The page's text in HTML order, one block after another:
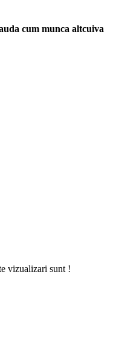
cum munca altcuiva
vizualizari sunt !